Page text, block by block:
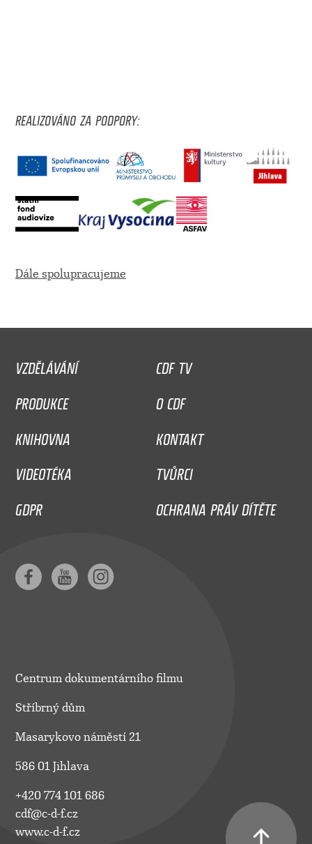
REALIZOVÁNO ZA PODPORY:
Dále spolupracujeme
VZDĚLÁVÁNÍ
CDF TV
PRODUKCE
O CDF
KNIHOVNA
KONTAKT
VIDEOTÉKA
TVŮRCI
GDPR
OCHRANA PRÁV DÍTĚTE
Centrum dokumentárního filmu
Stříbrný dům
Masarykovo náměstí 21
586 01 Jihlava
+420 774 101 686
cdf@c-d-f.cz
www.c-d-f.cz